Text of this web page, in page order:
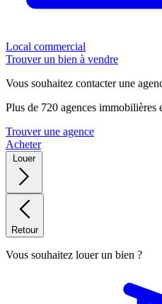
Local commercial
Trouver un bien à vendre
Vous souhaitez contacter une
Plus de 720 agences immobilières
Trouver une agence
Acheter
Louer
Retour
Vous souhaitez louer un bien ?